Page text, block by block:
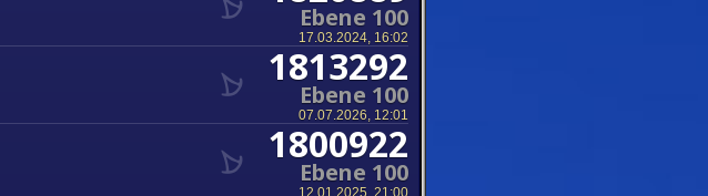
Ebene 100
17.03.2024, 16:02
1813292
Ebene 100
07.07.2026, 12:01
1800922
Ebene 100
12.01.2025, 21:00